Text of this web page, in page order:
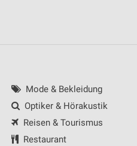
Mode & Bekleidung
Optiker & Hörakustik
Reisen & Tourismus
Restaurant